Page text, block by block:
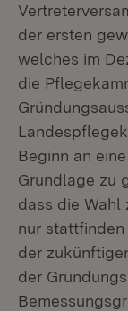
der ersten
welches im
die
Beginn an
Grundlage zu
dass die Wahl
nur
der
der